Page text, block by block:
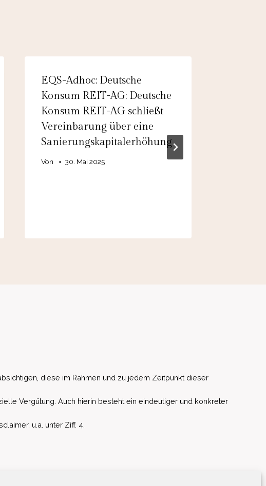
EQS-Adhoc: Deutsche
Konsum REIT-AG: Deutsche
Konsum REIT-AG schließt
Vereinbarung über eine
Sanierungskapitalerhöhung
Von 30. Mai 2025
diese im Rahmen und zu jedem Zeitpunkt dieser
Vergütung. Auch hierin besteht ein eindeutiger und konkreter
u.a. unter Ziff. 4.
(EU)